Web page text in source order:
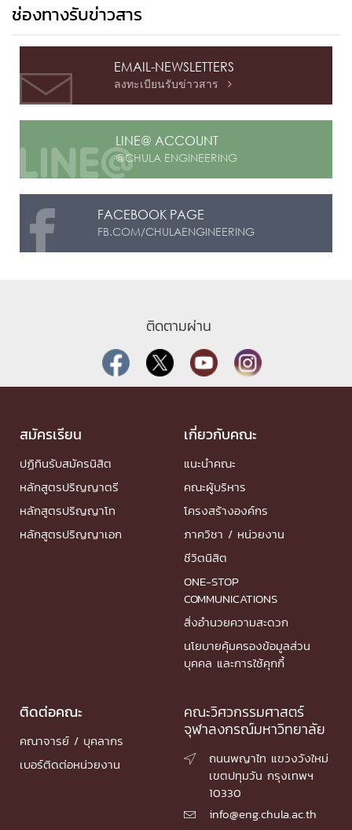
ช่องทางรับข่าวสาร
EMAIL-NEWSLETTERS
ลงทะเบียนรับข่าวสาร 
LINE@ ACCOUNT
@CHULA ENGINEERING
FACEBOOK PAGE
FB.COM/CHULAENGINEERING
ติดตามผ่าน
สมัครเรียน
ปฏิทินรับสมัครนิสิต
หลักสูตรปริญญาตรี
หลักสูตรปริญญาโท
หลักสูตรปริญญาเอก
เกี่ยวกับคณะ
แนะนำคณะ
คณะผู้บริหาร
โครงสร้างองค์กร
ภาควิชา / หน่วยงาน
ชีวิตนิสิต
ONE-STOP
COMMUNICATIONS
สิ่งอำนวยความสะดวก
นโยบายคุ้มครองข้อมูลส่วน
บุคคล และการใช้คุกกี้
ติดต่อคณะ
คณาจารย์ / บุคลากร
เบอร์ติดต่อหน่วยงาน
คณะวิศวกรรมศาสตร์
จุฬาลงกรณ์มหาวิทยาลัย

ถนนพญาไท แขวงวังใหม่
เขตปทุมวัน กรุงเทพฯ
10330

info@eng.chula.ac.th